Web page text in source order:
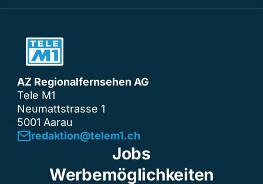
AZ Regionalfernsehen AG
Tele M1
Neumattstrasse 1
5001 Aarau
redaktion@telem1.ch
Jobs
Werbemöglichkeiten